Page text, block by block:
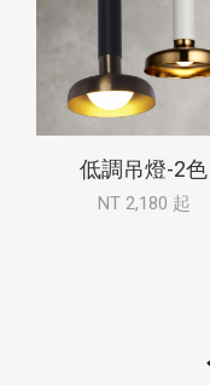
低調吊燈-2色
NT 2,180 起